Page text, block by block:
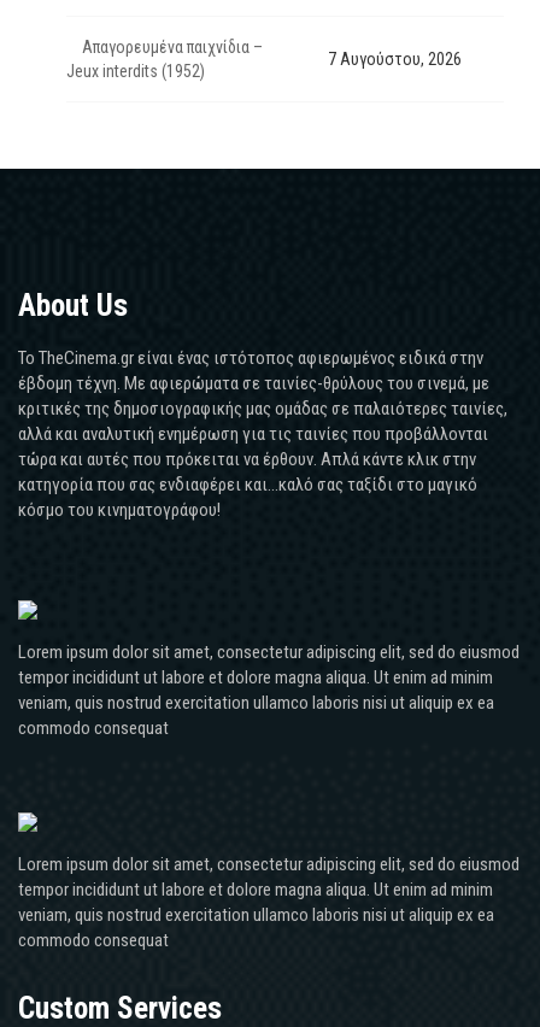
Απαγορευμένα παιχνίδια –
Jeux interdits (1952)
7 Αυγούστου, 2026
About Us
Το TheCinema.gr είναι ένας ιστότοπος αφιερωμένος ειδικά στην
έβδομη τέχνη. Με αφιερώματα σε ταινίες-θρύλους του σινεμά, με
κριτικές της δημοσιογραφικής μας ομάδας σε παλαιότερες ταινίες,
αλλά και αναλυτική ενημέρωση για τις ταινίες που προβάλλονται
τώρα και αυτές που πρόκειται να έρθουν. Απλά κάντε κλικ στην
κατηγορία που σας ενδιαφέρει και...καλό σας ταξίδι στο μαγικό
κόσμο του κινηματογράφου!
Lorem ipsum dolor sit amet, consectetur adipiscing elit, sed do eiusmod
tempor incididunt ut labore et dolore magna aliqua. Ut enim ad minim
veniam, quis nostrud exercitation ullamco laboris nisi ut aliquip ex ea
commodo consequat
Lorem ipsum dolor sit amet, consectetur adipiscing elit, sed do eiusmod
tempor incididunt ut labore et dolore magna aliqua. Ut enim ad minim
veniam, quis nostrud exercitation ullamco laboris nisi ut aliquip ex ea
commodo consequat
Custom Services